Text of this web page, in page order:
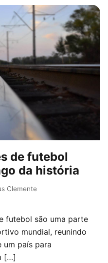
de futebol
da história
Clemente
futebol são uma parte
mundial, reunindo
um país para
[…]